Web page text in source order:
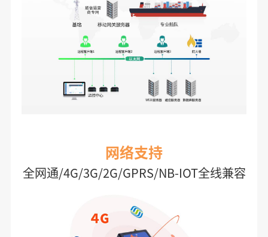
网络支持
全网通/4G/3G/2G/GPRS/NB-IOT全线兼容